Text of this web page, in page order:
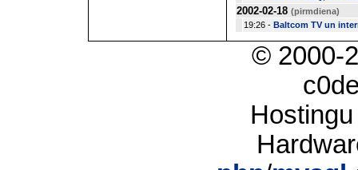
2002-02-18 (pirmdiena)
19:26 - Baltcom TV un
© 2000-